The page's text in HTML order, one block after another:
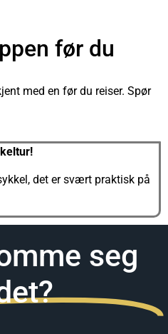
før du
med en før du reiser. Spør
det er svært praktisk på
seg